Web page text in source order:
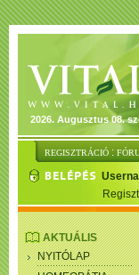
2026. Augusztus 08.
REGISZTRÁCIÓ :
AKTUÁLIS
NYITÓLAP